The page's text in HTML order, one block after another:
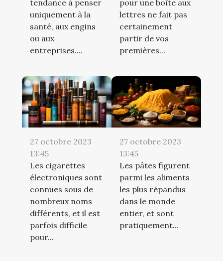
tendance à penser
uniquement à la
santé, aux engins
ou aux
entreprises....
pour une boîte aux
lettres ne fait pas
certainement
partir de vos
premières...
27 octobre 2023
13:45
Les cigarettes
électroniques sont
connues sous de
nombreux noms
différents, et il est
parfois difficile
pour...
27 octobre 2023
13:45
Les pâtes figurent
parmi les aliments
les plus répandus
dans le monde
entier, et sont
pratiquement...